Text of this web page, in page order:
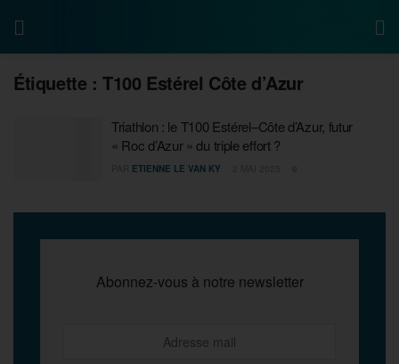
Étiquette :T100 Estérel Côte d’Azur
Triathlon : le T100 Estérel–Côte d’Azur, futur
« Roc d’Azur » du triple effort ?
ETIENNE LE VAN KY
Abonnez-vous à notre newsletter